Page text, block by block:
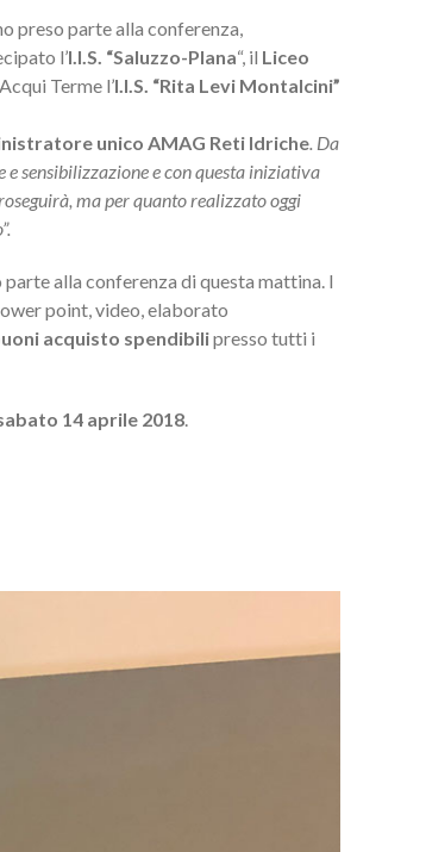
preso parte alla conferenza,
l’I.I.S. “Saluzzo-Plana“, il Liceo
Terme l’I.I.S. “Rita Levi Montalcini”
unico AMAG Reti Idriche. Da
sensibilizzazione e con questa iniziativa
ma per quanto realizzato oggi
alla conferenza di questa mattina. I
point, video, elaborato
acquisto spendibilipresso tutti i
14 aprile 2018.